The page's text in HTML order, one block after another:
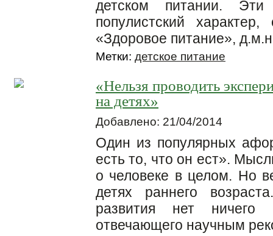
детском питании.
популистский
«Здоровое питание»,
Метки: детское питание
«Нельзя проводить
на детях»
Добавлено: 21/04/2014
Один из популярных
есть то, что он ест».
о человеке в целом. Но
детях раннего
развития нет ничего
отвечающего научным